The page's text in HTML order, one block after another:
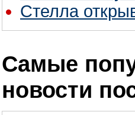
Стелла
Самые
новости